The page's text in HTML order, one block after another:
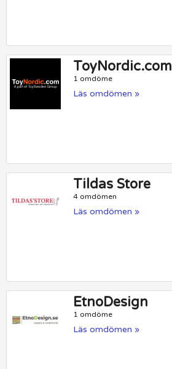
ToyNordic.com
1 omdöme
Läs omdömen »
Tildas Store
4 omdömen
Läs omdömen »
EtnoDesign
1 omdöme
Läs omdömen »